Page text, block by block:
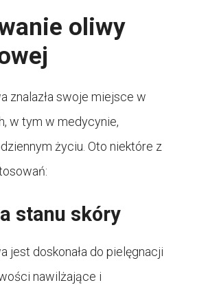
oliwy
znalazła swoje miejsce w
w tym w medycynie,
życiu. Oto niektóre z
stanu skóry
jest doskonała do pielęgnacji
nawilżające i